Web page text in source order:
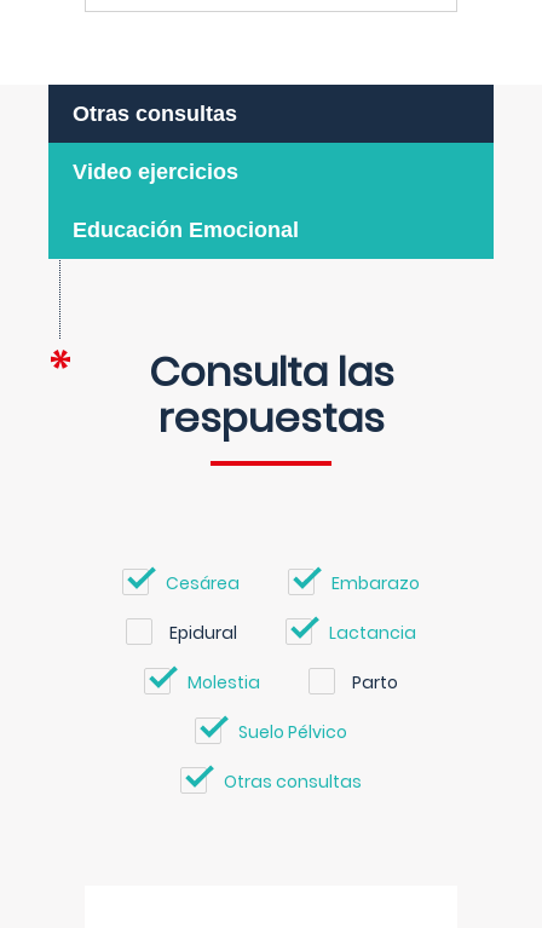
Otras consultas
Video ejercicios
Educación Emocional
Consulta las
respuestas
Cesárea Embarazo
Epidural Lactancia
Molestia Parto
Suelo Pélvico
Otras consultas